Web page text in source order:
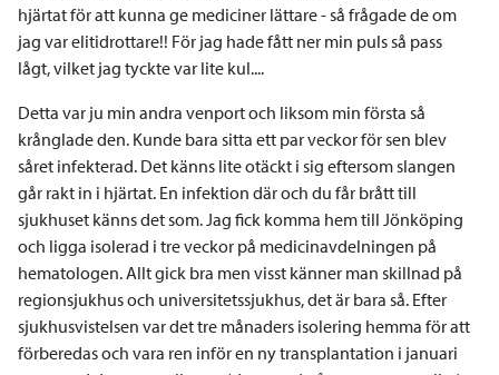
hjärtat för att kunna ge mediciner lättare - så frågade de om
jag var elitidrottare!! För jag hade fått ner min puls så pass
lågt, vilket jag tyckte var lite kul....
Detta var ju min andra venport och liksom min första så
krånglade den. Kunde bara sitta ett par veckor för sen blev
såret infekterad. Det känns lite otäckt i sig eftersom slangen
går rakt in i hjärtat. En infektion där och du får brått till
sjukhuset känns det som. Jag fick komma hem till Jönköping
och ligga isolerad i tre veckor på medicinavdelningen på
hematologen. Allt gick bra men visst känner man skillnad på
regionsjukhus och universitetssjukhus, det är bara så. Efter
sjukhusvistelsen var det tre månaders isolering hemma för att
förberedas och vara ren inför en ny transplantation i januari